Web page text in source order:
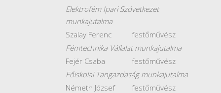
Elektrofém Ipari Szövetkezet
munkajutalma
Szalay Ferenc
festőművész
Fémtechnika Vállalat munkajutalma
Fejér Csaba
festőművész
Főiskolai Tangazdaság munkajutalma
Németh József
festőművész